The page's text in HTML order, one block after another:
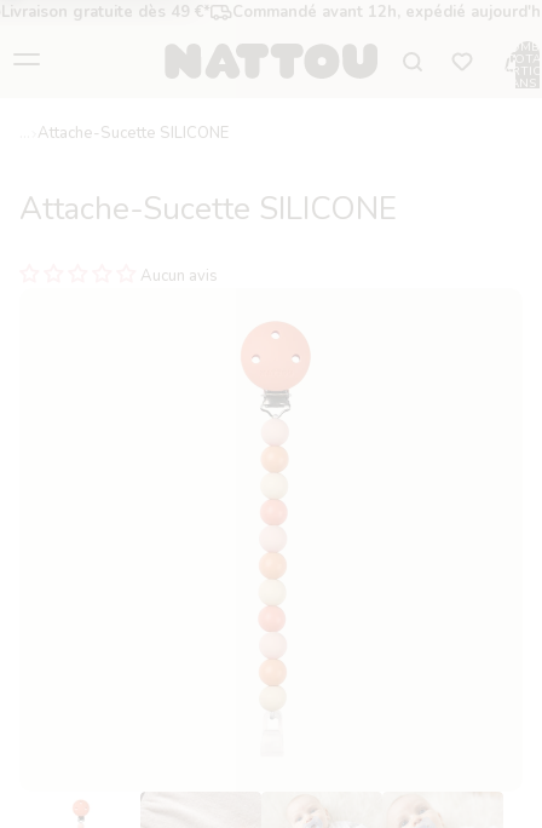
Livraison gratuite dès 49 €* Commandé avant 12h, expédié
DANS
Attache-Sucette SILICONE
Attache-Sucette SILICONE
Aucun avis